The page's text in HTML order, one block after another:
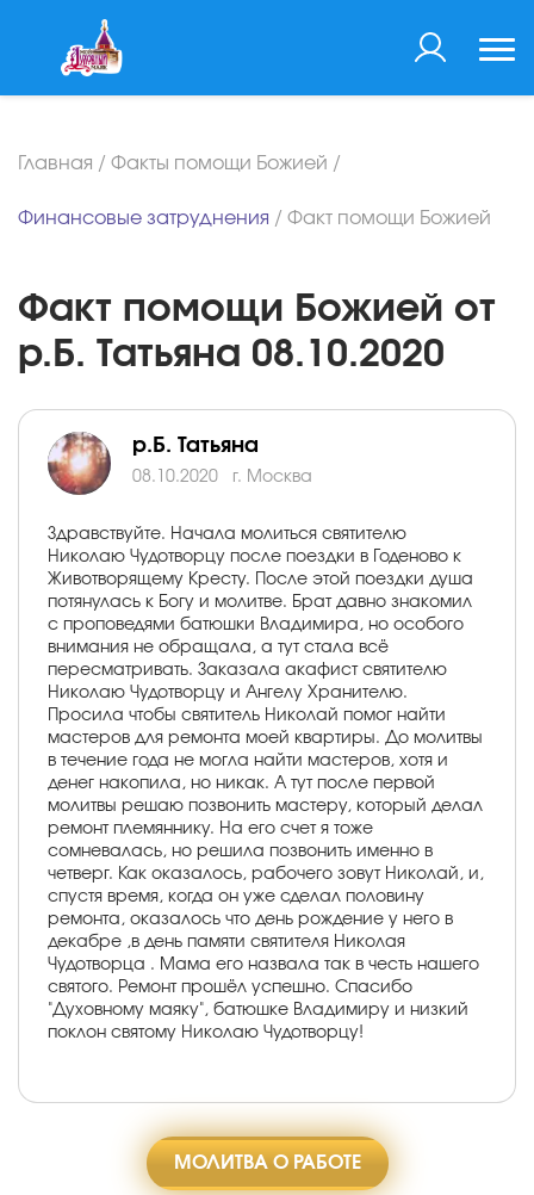
Главная / Факты помощи Божией /
Финансовые затруднения / Факт помощи Божией
Факт помощи Божией от
р.Б. Татьяна 08.10.2020
р.Б. Татьяна
08.10.2020 г. Москва
Здравствуйте. Начала молиться святителю
Николаю Чудотворцу после поездки в Годеново к
Животворящему Кресту. После этой поездки душа
потянулась к Богу и молитве. Брат давно знакомил
с проповедями батюшки Владимира, но особого
внимания не обращала, а тут стала всё
пересматривать. Заказала акафист святителю
Николаю Чудотворцу и Ангелу Хранителю.
Просила чтобы святитель Николай помог найти
мастеров для ремонта моей квартиры. До молитвы
в течение года не могла найти мастеров, хотя и
денег накопила, но никак. А тут после первой
молитвы решаю позвонить мастеру, который делал
ремонт племяннику. На его счет я тоже
сомневалась, но решила позвонить именно в
четверг. Как оказалось, рабочего зовут Николай, и,
спустя время, когда он уже сделал половину
ремонта, оказалось что день рождение у него в
декабре ,в день памяти святителя Николая
Чудотворца . Мама его назвала так в честь нашего
святого. Ремонт прошёл успешно. Спасибо
"Духовному маяку", батюшке Владимиру и низкий
поклон святому Николаю Чудотворцу!
МОЛИТВА О РАБОТЕ